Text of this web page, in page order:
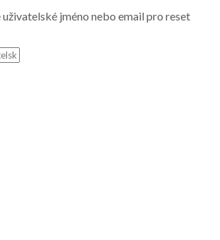
jméno nebo email pro reset